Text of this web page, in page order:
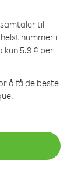
til
nummer i
kun 5.9 ¢ per
å få de beste